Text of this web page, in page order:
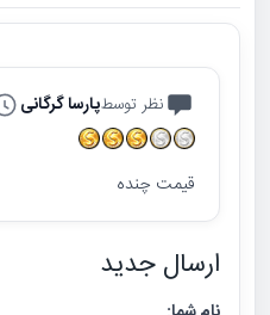
نظر توسطپارسا گرگانی
قیمت چنده
ارسال جدید